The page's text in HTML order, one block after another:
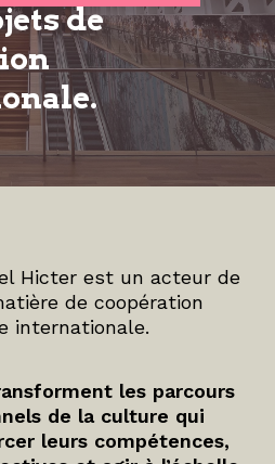
de
Hicter est un acteur de
de coopération
internationale.
les parcours
de la culture qui
leurs compétences,